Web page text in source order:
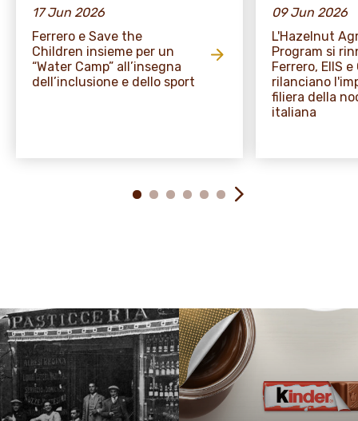
17 Jun 2026
Ferrero e Save the
Children insieme per un
“Water Camp” all’insegna
dell’inclusione e dello sport
09 Jun 2026
L'Hazelnut
Program si
Ferrero, EIIS e
rilanciano
filiera della
italiana